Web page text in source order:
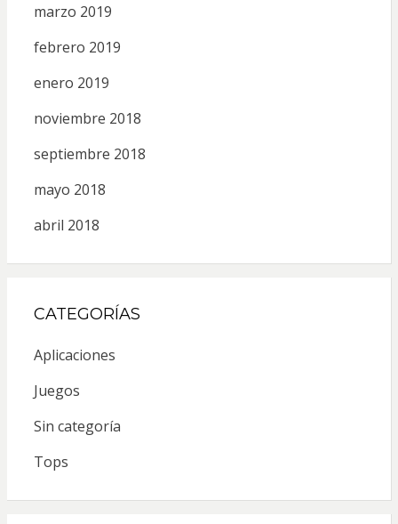
marzo 2019
febrero 2019
enero 2019
noviembre 2018
septiembre 2018
mayo 2018
abril 2018
CATEGORÍAS
Aplicaciones
Juegos
Sin categoría
Tops